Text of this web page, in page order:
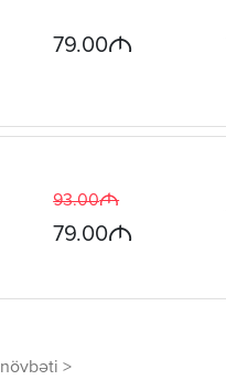
79.00M
93.00M
79.00M
növbəti >